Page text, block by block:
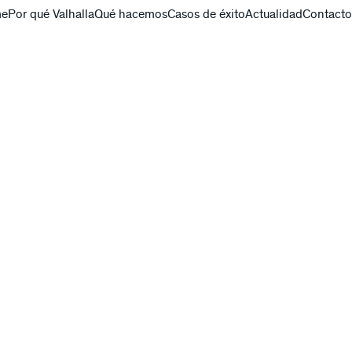
Por qué ValhallaQué hacemosCasos de éxitoActualidadContacto